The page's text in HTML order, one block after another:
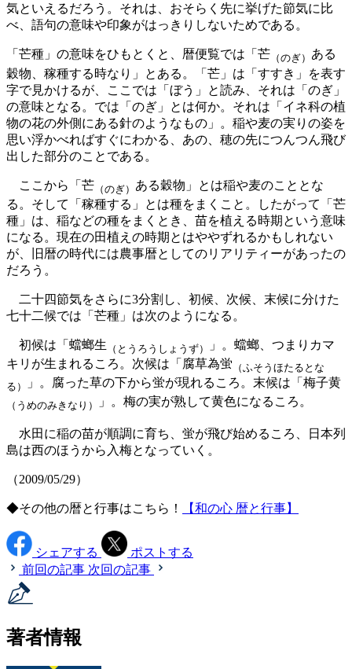
気といえるだろう。それは、おそらく先に挙げた節気に比
べ、語句の意味や印象がはっきりしないためである。
「芒種」の意味をひもとくと、暦便覧では「芒 （のぎ） ある
穀物、稼種する時なり」とある。「芒」は「すすき」を表す
字で見かけるが、ここでは「ぼう」と読み、それは「のぎ」
の意味となる。では「のぎ」とは何か。それは「イネ科の植
物の花の外側にある針のようなもの」。稲や麦の実りの姿を
思い浮かべればすぐにわかる、あの、穂の先につんつん飛び
出した部分のことである。
ここから「芒 （のぎ） ある穀物」とは稲や麦のこととな
る。そして「稼種する」とは種をまくこと。したがって「芒
種」は、稲などの種をまくとき、苗を植える時期という意味
になる。現在の田植えの時期とはややずれるかもしれない
が、旧暦の時代には農事暦としてのリアリティーがあったの
だろう。
二十四節気をさらに3分割し、初候、次候、末候に分けた
七十二候では「芒種」は次のようになる。
初候は「蟷螂生 （とうろうしょうず）
」。蟷螂、つまりカマ
キリが生まれるころ。次候は「腐草為蛍 （ふそうほたるとな
る）
」。腐った草の下から蛍が現れるころ。末候は「梅子黄
（うめのみきなり） 」。梅の実が熟して黄色になるころ。
水田に稲の苗が順調に育ち、蛍が飛び始めるころ、日本列
島は西のほうから入梅となっていく。
（2009/05/29）
◆その他の暦と行事はこちら！ 【和の心 暦と行事】
シェアする
ポストする
前回の記事 次回の記事
著者情報